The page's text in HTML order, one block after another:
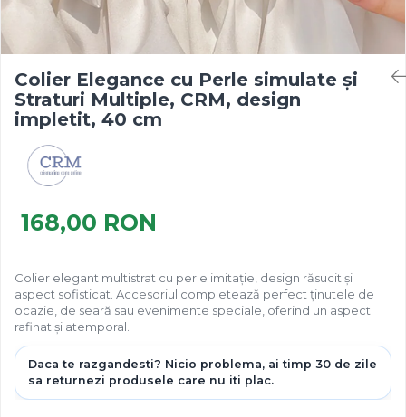
Colier Elegance cu Perle simulate și
Straturi Multiple, CRM, design
impletit, 40 cm
168,00 RON
Colier elegant multistrat cu perle imitație, design răsucit și
aspect sofisticat. Accesoriul completează perfect ținutele de
ocazie, de seară sau evenimente speciale, oferind un aspect
rafinat și atemporal.